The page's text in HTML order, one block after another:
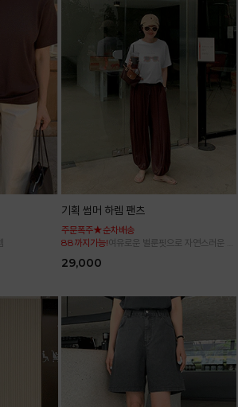
기획 썸머 하렘 팬츠
주문폭주★순차배송
88까지가능!여유로운 벌룬핏으로 자연스러운 체
29,000